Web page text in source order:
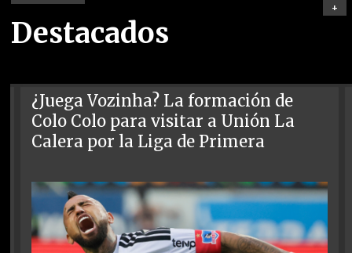
Destacados
+
¿Juega Vozinha? La formación de
Colo Colo para visitar a Unión La
Calera por la Liga de Primera